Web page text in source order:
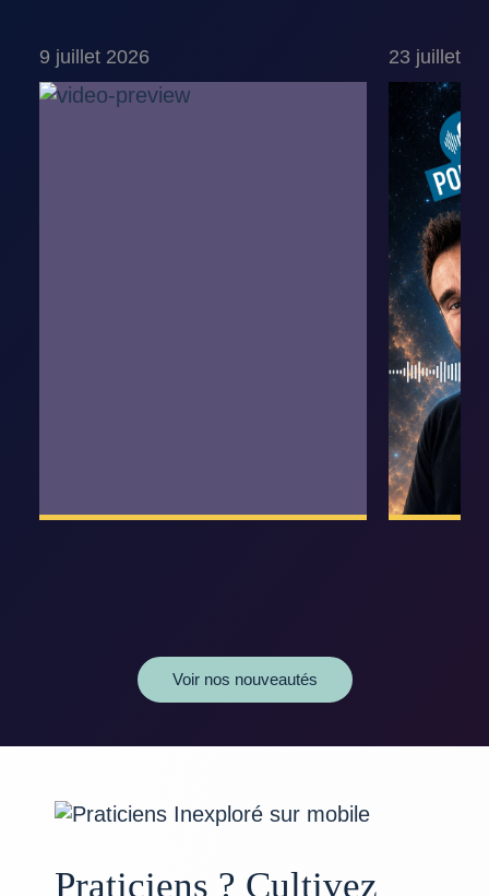
9 juillet 2026 23 juillet
Voir nos nouveautés
Praticiens ? Cultivez